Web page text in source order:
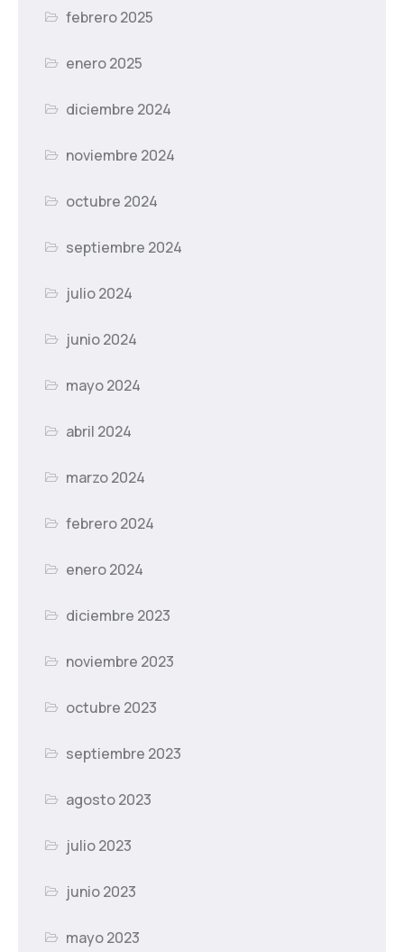
febrero 2025
enero 2025
diciembre 2024
noviembre 2024
octubre 2024
septiembre 2024
julio 2024
junio 2024
mayo 2024
abril 2024
marzo 2024
febrero 2024
enero 2024
diciembre 2023
noviembre 2023
octubre 2023
septiembre 2023
agosto 2023
julio 2023
junio 2023
mayo 2023